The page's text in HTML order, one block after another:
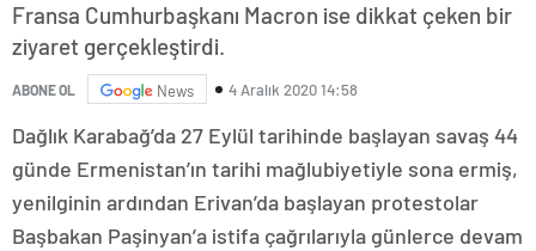
Fransa Cumhurbaşkanı Macron ise dikkat çeken bir
ziyaret gerçekleştirdi.
ABONE OL News 4 Aralık 2020 14:58
Dağlık Karabağ’da 27 Eylül tarihinde başlayan savaş 44
günde Ermenistan’ın tarihi mağlubiyetiyle sona ermiş,
yenilginin ardından Erivan’da başlayan protestolar
Başbakan Paşinyan’a istifa çağrılarıyla günlerce devam